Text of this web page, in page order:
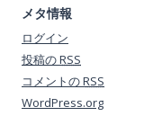
メタ情報
ログイン
投稿のRSS
コメントのRSS
WordPress.org